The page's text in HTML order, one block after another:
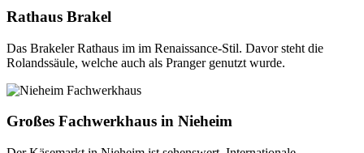
Rathaus Brakel
Das Brakeler Rathaus im im Renaissance-Stil. Davor steht die
Rolandssäule, welche auch als Pranger genutzt wurde.
Großes Fachwerkhaus in Nieheim